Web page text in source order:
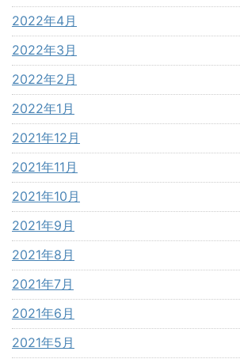
2022年4月
2022年3月
2022年2月
2022年1月
2021年12月
2021年11月
2021年10月
2021年9月
2021年8月
2021年7月
2021年6月
2021年5月